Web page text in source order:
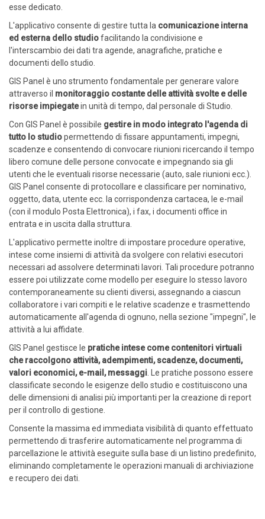
esse dedicato.
L'applicativo consente di gestire tutta la comunicazione interna
ed esterna dello studiofacilitando la condivisione e
l'interscambio dei dati tra agende, anagrafiche, pratiche e
documenti dello studio.
GIS Panel è uno strumento fondamentale per generare valore
attraverso il monitoraggio costante delle attività svolte e delle
risorse impiegatein unità di tempo, dal personale di Studio.
Con GIS Panel è possibile gestire in modo integrato l'agenda di
tutto lo studiopermettendo di fissare appuntamenti, impegni,
scadenze e consentendo di convocare riunioni ricercando il tempo
libero comune delle persone convocate e impegnando sia gli
utenti che le eventuali risorse necessarie (auto, sale riunioni ecc.).
GIS Panel consente di protocollare e classificare per nominativo,
oggetto, data, utente ecc. la corrispondenza cartacea, le e-mail
(con il modulo Posta Elettronica), i fax, i documenti office in
entrata e in uscita dalla struttura.
L'applicativo permette inoltre di impostare procedure operative,
intese come insiemi di attività da svolgere con relativi esecutori
necessari ad assolvere determinati lavori. Tali procedure potranno
essere poi utilizzate come modello per eseguire lo stesso lavoro
contemporaneamente su clienti diversi, assegnando a ciascun
collaboratore i vari compiti e le relative scadenze e trasmettendo
automaticamente all'agenda di ognuno, nella sezione "impegni", le
attività a lui affidate.
GIS Panel gestisce le pratiche intese come contenitori virtuali
che raccolgono attività, adempimenti, scadenze, documenti,
valori economici, e-mail, messaggi . Le pratiche possono essere
classificate secondo le esigenze dello studio e costituiscono una
delle dimensioni di analisi più importanti per la creazione di report
per il controllo di gestione.
Consente la massima ed immediata visibilità di quanto effettuato
permettendo di trasferire automaticamente nel programma di
parcellazione le attività eseguite sulla base di un listino predefinito,
eliminando completamente le operazioni manuali di archiviazione
e recupero dei dati.